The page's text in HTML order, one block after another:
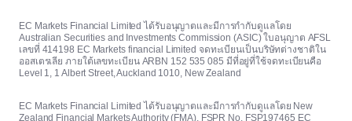
EC Markets Financial Limited ได้รับอนุญาตและมีการกำกับดูแลโดย
Australian Securities and Investments Commission (ASIC) ใบอนุญาต AFSL
เลขที่ 414198 EC Markets financial Limited จดทะเบียนเป็นบริษัทต่างชาติใน
ออสเตรเลีย ภายใต้เลขทะเบียน ARBN 152 535 085 มีที่อยู่ที่ใช้จดทะเบียนคือ
Level 1, 1 Albert Street, Auckland 1010, New Zealand
EC Markets Financial Limited ได้รับอนุญาตและมีการกำกับดูแลโดย New
Zealand Financial Markets Authority (FMA), FSPR No. FSP197465 EC